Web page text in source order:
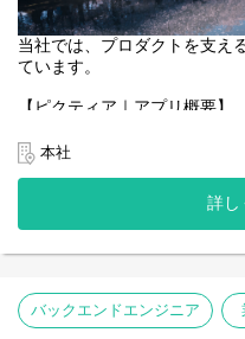
当社では、プロダクトを支え
ています。
【ピクティア｜アプリ概要】
ピクティアは、言語を使わず
リです。
同じ場所の変化や記憶を写真
一般的な写真SNSのようなコ
写真そのものが主役となる体
言語や文化にとらわれず、誰
本社
詳し
バックエンドエンジニア